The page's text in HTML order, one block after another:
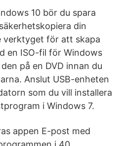
10 bör du spara
din
verktyget för att skapa
en ISO-fil för Windows
på en DVD innan du
Anslut USB-enheten
som du vill installera
i Windows 7.
appen E-post med